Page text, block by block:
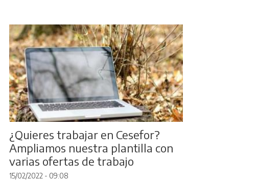
¿Quieres trabajar en Cesefor?
Ampliamos nuestra plantilla con
varias ofertas de trabajo
15/02/2022 - 09:08